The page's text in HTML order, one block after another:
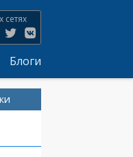
сетях
Блоги